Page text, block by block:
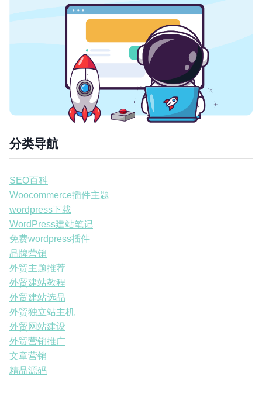
分类导航
SEO百科
Woocommerce插件主题
wordpress下载
WordPress建站笔记
免费wordpress插件
品牌营销
外贸主题推荐
外贸建站教程
外贸建站选品
外贸独立站主机
外贸网站建设
外贸营销推广
文章营销
精品源码